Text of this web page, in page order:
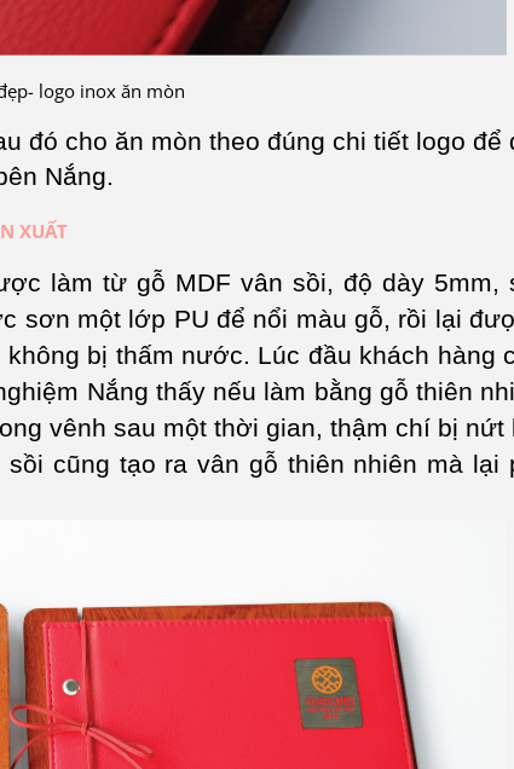
logo inox ăn mòn
đó cho ăn mòn theo đúng chi tiết logo để
Nắng.
XUẤT
làm từ gỗ MDF vân sồi, độ dày 5mm,
sơn một lớp PU để nổi màu gỗ, rồi lại
bị thấm nước. Lúc đầu khách hàng
Nắng thấy nếu làm bằng gỗ thiên
vênh sau một thời gian, thậm chí bị nứt
cũng tạo ra vân gỗ thiên nhiên mà lại